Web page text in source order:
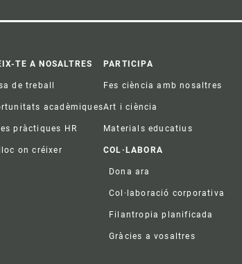
TE A NOSALTRES
de treball
acadèmiques
pràctiques HR
on créixer
PARTICIPA
Fes ciència amb nosaltres
Art i ciència
Materials educatius
COL·LABORA
Dona ara
Col·laboració corporativa
Filantropia planificada
Gràcies a vosaltres